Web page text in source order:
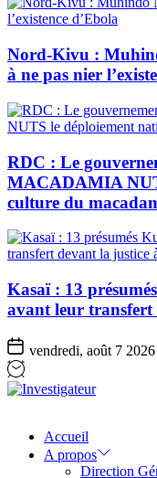
Nord-Kivu :
à ne pas nier
RDC : Le
MACADAMIA
culture du
Kasaï : 13
avant leur transfert
vendredi, août 7 2026
Accueil
A propos
Direction